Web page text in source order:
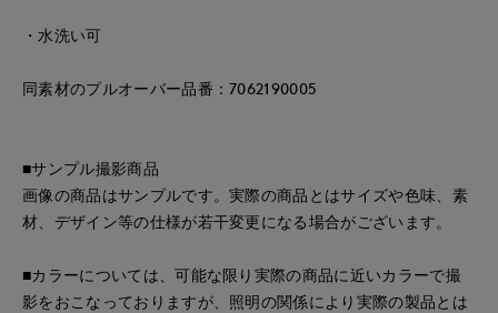
・水洗い可
同素材のプルオーバー品番：7062190005
■サンプル撮影商品
画像の商品はサンプルです。実際の商品とはサイズや色味、素
材、デザイン等の仕様が若干変更になる場合がございます。
■カラーについては、可能な限り実際の商品に近いカラーで撮
影をおこなっておりますが、照明の関係により実際の製品とは